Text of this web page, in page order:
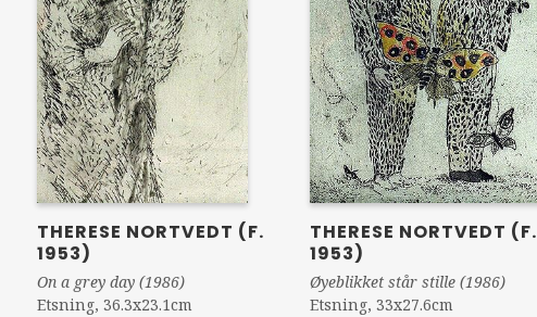
THERESE NORTVEDT (F.
1953)
On a grey day (1986)
Etsning, 36.3x23.1cm
THERESE NORTVEDT (F.
1953)
Øyeblikket står stille (1986)
Etsning, 33x27.6cm